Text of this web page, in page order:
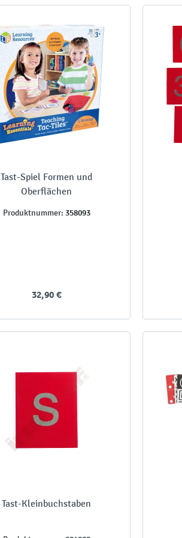
Tast-Spiel Formen und
Oberflächen
Produktnummer: 358093
32,90 €
Tast-Kleinbuchstaben